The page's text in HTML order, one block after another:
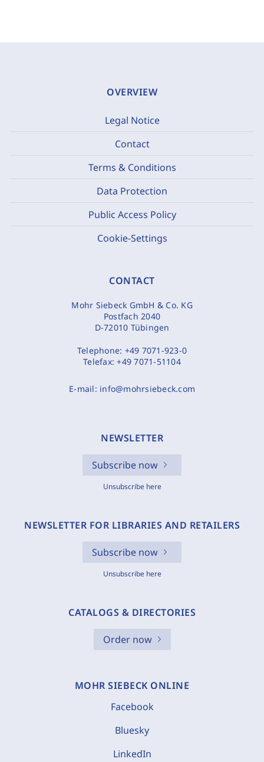
OVERVIEW
Legal Notice
Contact
Terms & Conditions
Data Protection
Public Access Policy
Cookie-Settings
CONTACT
Mohr Siebeck GmbH & Co. KG
Postfach 2040
D-72010 Tübingen
Telephone: +49 7071-923-0
Telefax:+49 7071-51104
E-mail: info@mohrsiebeck.com
NEWSLETTER
Subscribe now
Unsubscribe here
NEWSLETTER FOR LIBRARIES AND RETAILERS
Subscribe now
Unsubscribe here
CATALOGS & DIRECTORIES
Order now
MOHR SIEBECK ONLINE
Facebook
Bluesky
LinkedIn